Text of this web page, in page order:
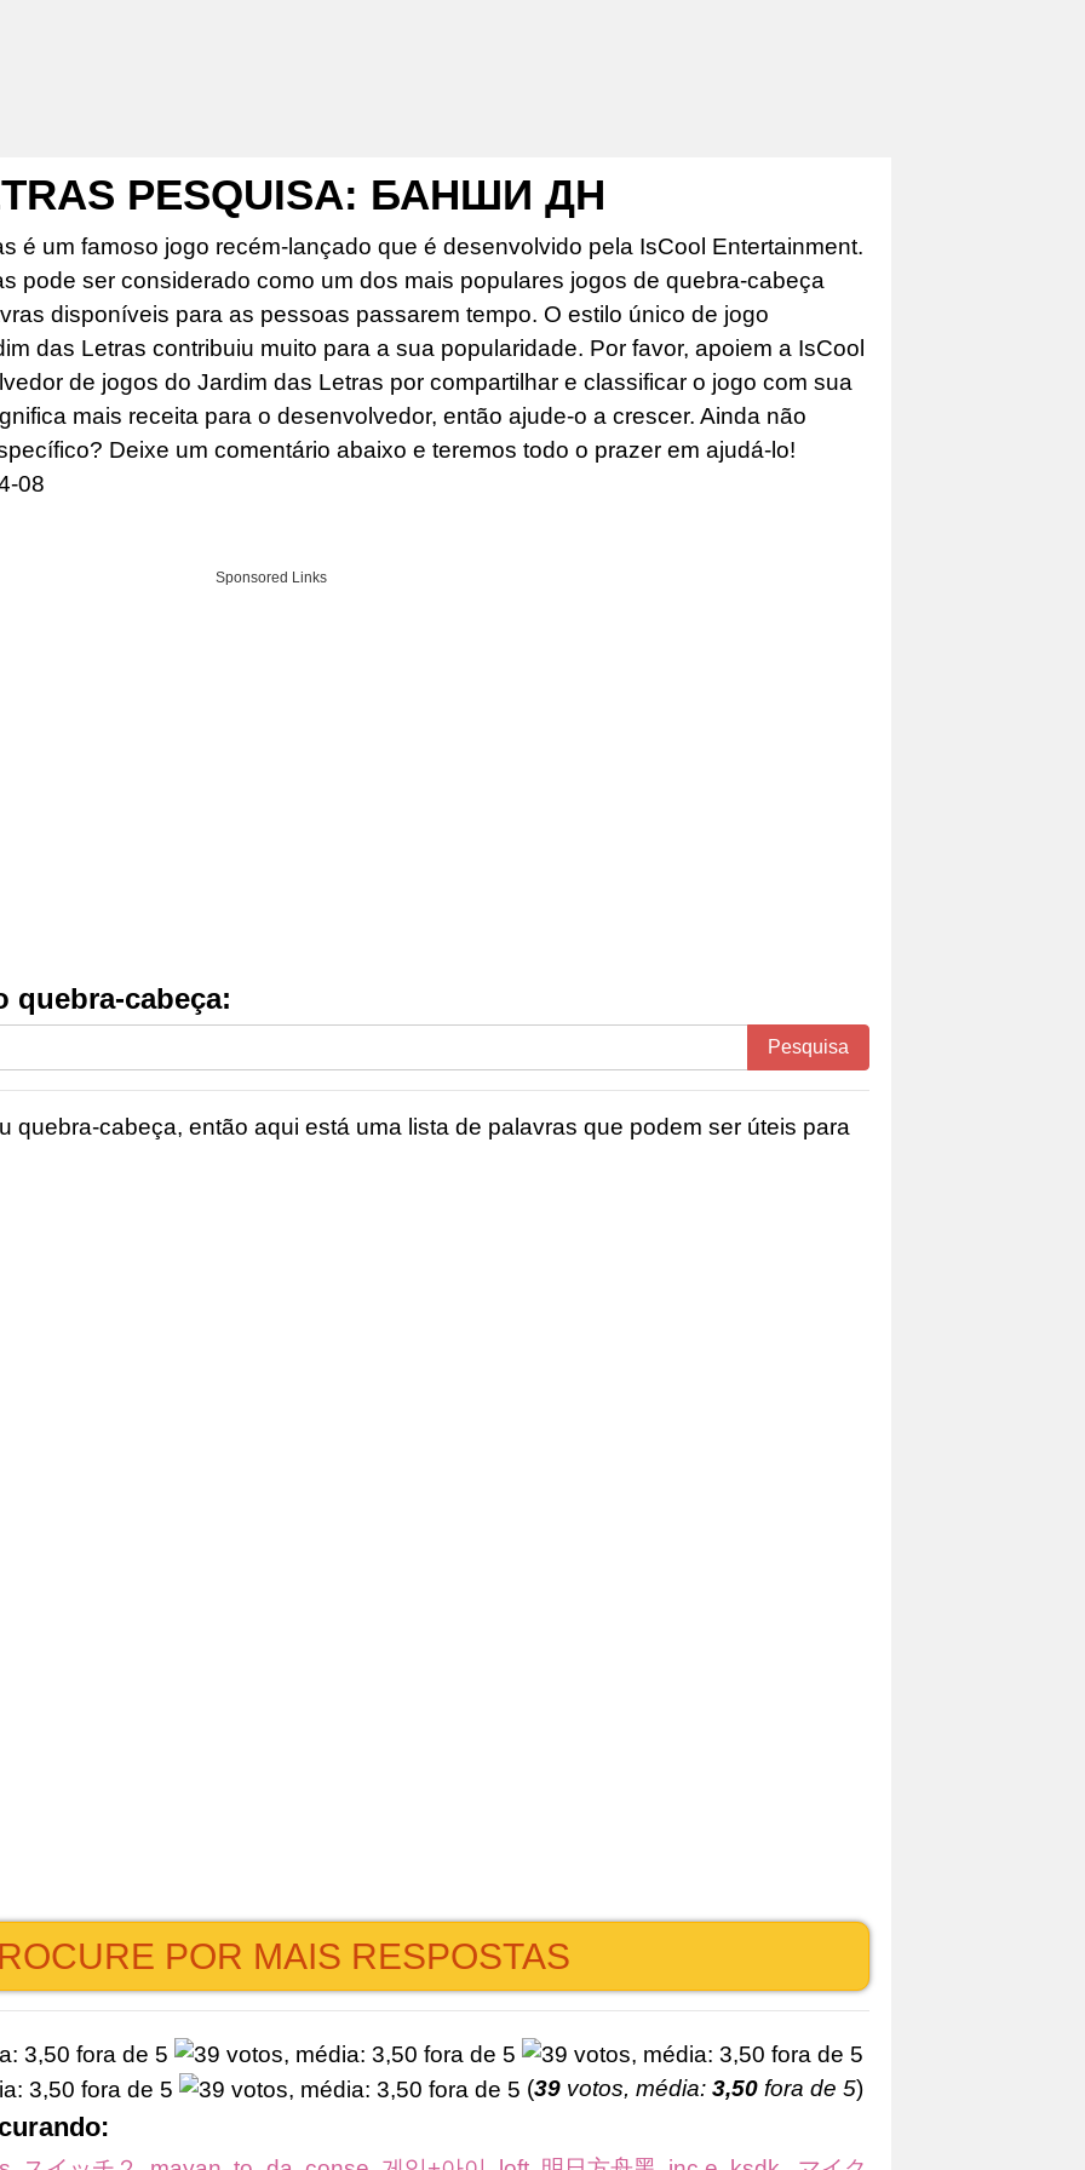
PESQUISA: БАНШИ ДН
é um famoso jogo recém-lançado que é desenvolvido pela IsCool Entertainment.
pode ser considerado como um dos mais populares jogos de quebra-cabeça
disponíveis para as pessoas passarem tempo. O estilo único de jogo
das Letras contribuiu muito para a sua popularidade. Por favor, apoiem a IsCool
de jogos do Jardim das Letras por compartilhar e classificar o jogo com sua
mais receita para o desenvolvedor, então ajude-o a crescer. Ainda não
Deixe um comentário abaixo e teremos todo o prazer em ajudá-lo!
08
Sponsored Links
quebra-cabeça:
Pesquisa
quebra-cabeça, então aqui está uma lista de palavras que podem ser úteis para
POR MAIS RESPOSTAS
(39 votos, média: 3,50 fora de 5)